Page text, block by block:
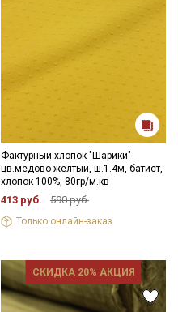
Фактурный хлопок "Шарики"
цв.медово-желтый, ш.1.4м, батист,
хлопок-100%, 80гр/м.кв
413 руб. 590 руб.
Только онлайн-заказ
СКИДКА 20% АКЦИЯ